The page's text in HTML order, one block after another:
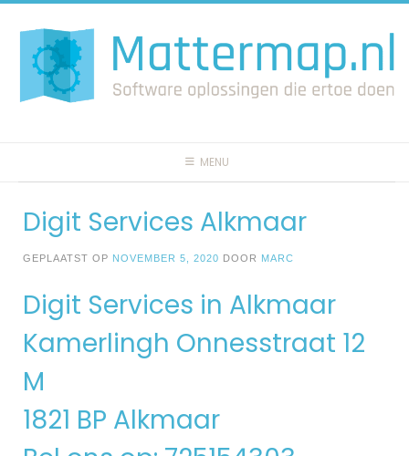
naar
inhoud
MENU
Digit Services Alkmaar
GEPLAATST OP NOVEMBER 5, 2020 DOOR MARC
Digit Services in Alkmaar
Kamerlingh Onnesstraat 12
M
1821 BP Alkmaar